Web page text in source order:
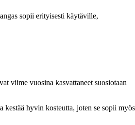
sopii erityisesti käytäville,
viime vuosina kasvattaneet suosiotaan
hyvin kosteutta, joten se sopii myös